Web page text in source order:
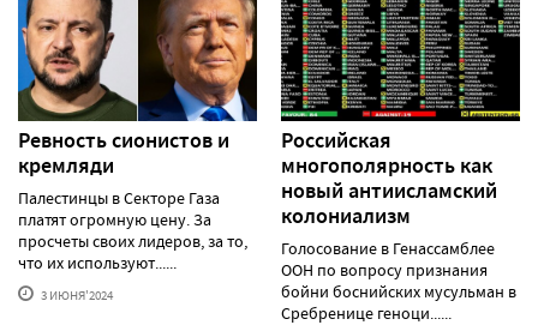
Ревность сионистов и
кремляди
Палестинцы в Секторе Газа
платят огромную цену. За
просчеты своих лидеров, за то,
что их используют......
3 ИЮНЯ'2024
Российская
многополярность как
новый антиисламский
колониализм
Голосование в Генассамблее
ООН по вопросу признания
бойни боснийских мусульман в
Сребренице геноци......